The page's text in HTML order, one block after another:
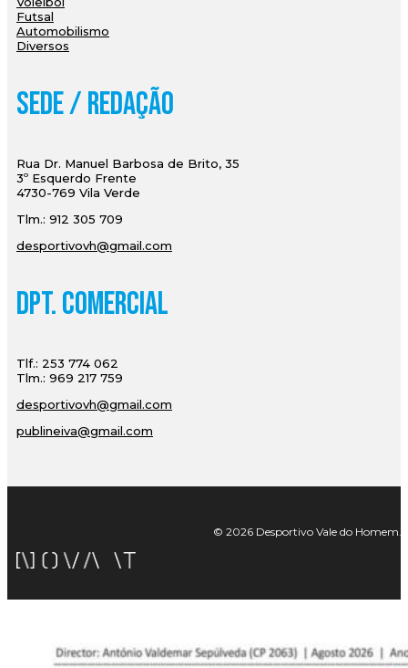
Futsal
Automobilismo
Diversos
Sede / Redação
Rua Dr. Manuel Barbosa de Brito, 35
3º Esquerdo Frente
4730-769 Vila Verde
Tlm.: 912 305 709
desportivovh@gmail.com
Dpt. Comercial
Tlf.: 253 774 062
Tlm.: 969 217 759
desportivovh@gmail.com
publineiva@gmail.com
© 2026 Desportivo Vale do Homem.